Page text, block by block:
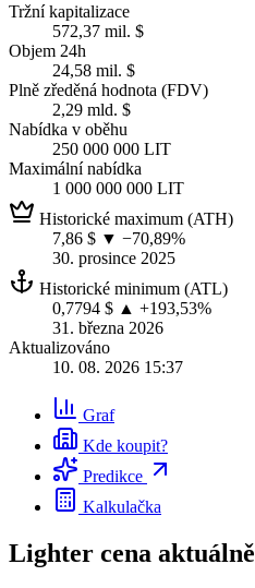
Tržní kapitalizace
572,37 mil. $
Objem 24h
24,58 mil. $
Plně zředěná hodnota (FDV)
2,29 mld. $
Nabídka v oběhu
250 000 000 LIT
Maximální nabídka
1 000 000 000 LIT
Historické maximum (ATH)
7,86 $ ▼ −70,89%
30. prosince 2025
Historické minimum (ATL)
0,7794 $ ▲ +193,53%
31. března 2026
Aktualizováno
10. 08. 2026 15:37
Graf
Kde koupit?
Predikce
Kalkulačka
Lighter cena aktuálně